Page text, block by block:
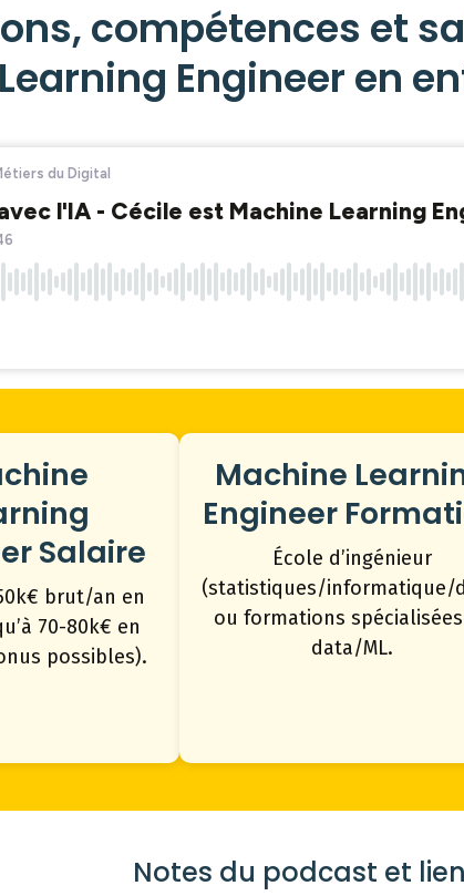
compétences et
Engineer en
Salaire
brut/an en
70-80k€ en
possibles).
Machine
Engineer
École d’ingénieur
(statistiques/informatique/
ou formations
data/ML.
Notes du podcast et